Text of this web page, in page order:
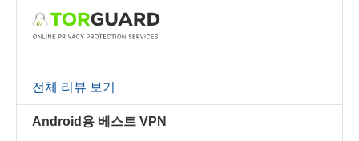
전체 리뷰 보기
Android용 베스트 VPN